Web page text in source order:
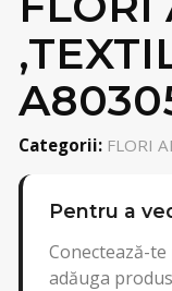
Categorii: FLORI
Pentru a
Conectează-
adăuga